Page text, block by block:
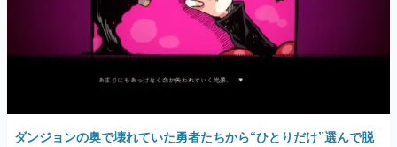
アプリレビュー
その他
運営：株式会社マレ
ダンジョンの奥で壊れていた勇者たちから“ひとりだけ”選んで脱